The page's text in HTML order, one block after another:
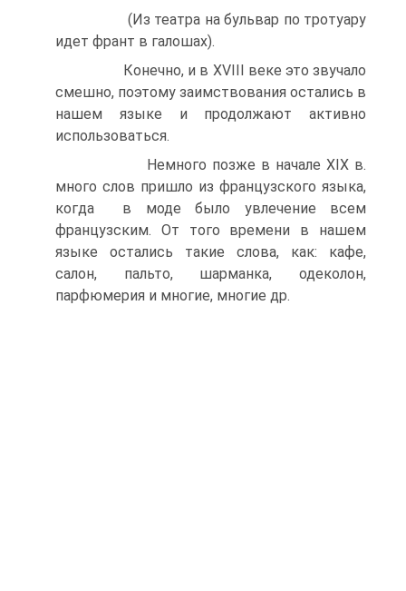
(Из театра на бульвар по тротуару
идет франт в галошах).
Конечно, и в XVIII веке это звучало
смешно, поэтому заимствования остались в
нашем языке и продолжают активно
использоваться.
Немного позже в начале XIX в.
много слов пришло из французского языка,
когда в моде было увлечение всем
французским. От того времени в нашем
языке остались такие слова, как: кафе,
салон, пальто, шарманка, одеколон,
парфюмерия и многие, многие др.